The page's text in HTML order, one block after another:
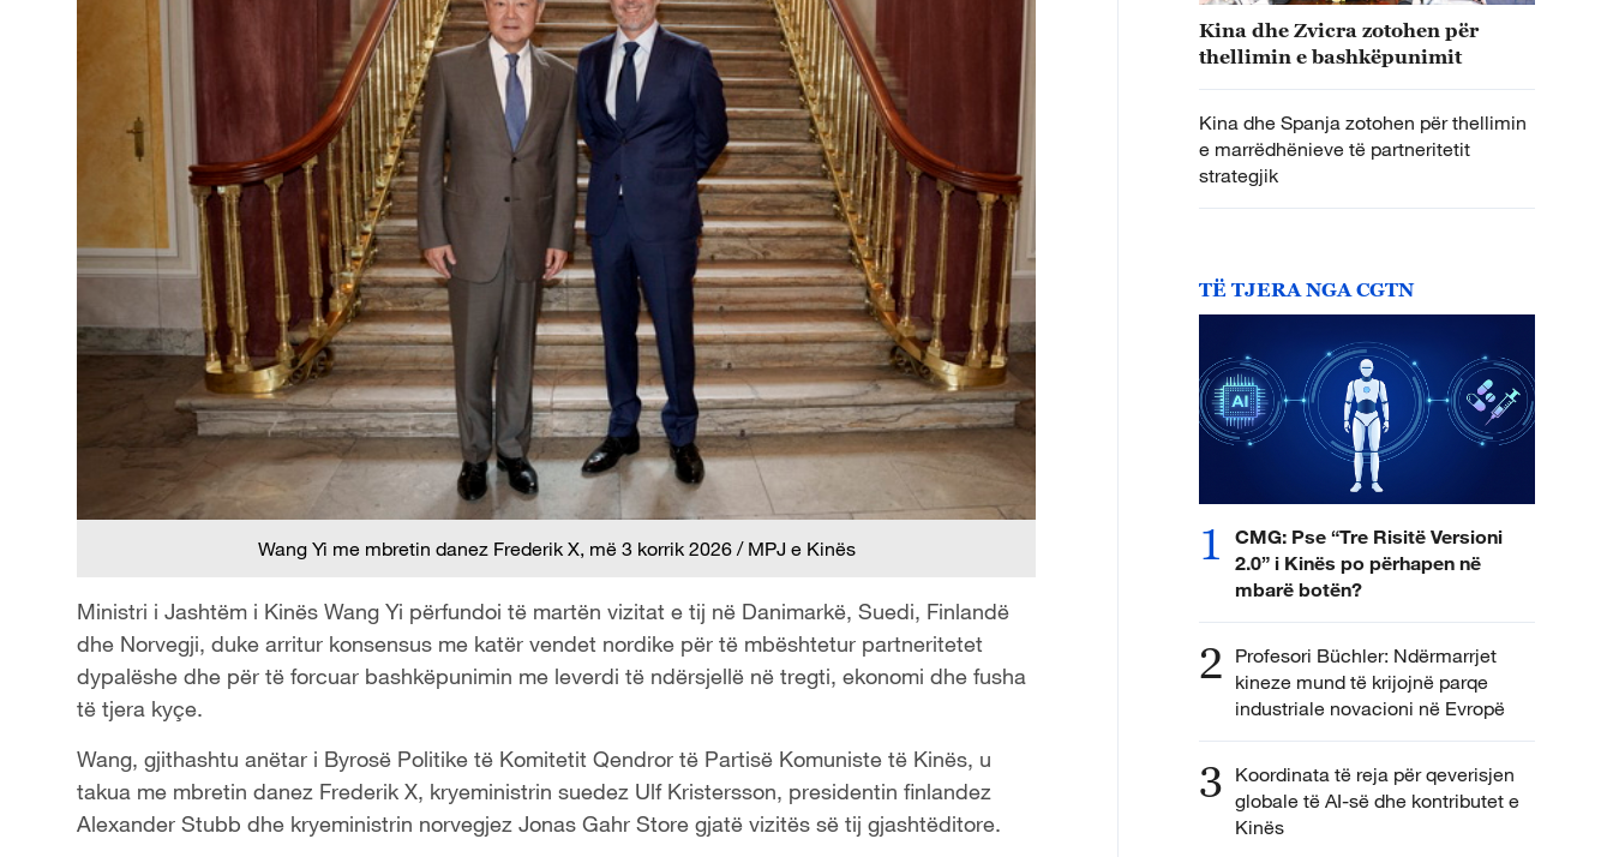
Wang Yi me mbretin danez Frederik X, më 3 korrik 2026 / MPJ e Kinës
Ministri i Jashtëm i Kinës Wang Yi përfundoi të martën vizitat e tij në Danimarkë, Suedi, Finlandë
dhe Norvegji, duke arritur konsensus me katër vendet nordike për të mbështetur partneritetet
dypalëshe dhe për të forcuar bashkëpunimin me leverdi të ndërsjellë në tregti, ekonomi dhe fusha
të tjera kyçe.
Wang, gjithashtu anëtar i Byrosë Politike të Komitetit Qendror të Partisë Komuniste të Kinës, u
takua me mbretin danez Frederik X, kryeministrin suedez Ulf Kristersson, presidentin finlandez
Alexander Stubb dhe kryeministrin norvegjez Jonas Gahr Store gjatë vizitës së tij gjashtëditore.
Kina dhe Zvicra zotohen për
thellimin e bashkëpunimit
Kina dhe Spanja zotohen për thellimin
e marrëdhënieve të partneritetit
strategjik
TË TJERA NGA CGTN
1
CMG: Pse “Tre Risitë Versioni
2.0” i Kinës po përhapen në
mbarë botën?
2 Profesori Büchler: Ndërmarrjet
kineze mund të krijojnë parqe
industriale novacioni në Evropë
3 Koordinata të reja për qeverisjen
globale të AI-së dhe kontributet e
Kinës